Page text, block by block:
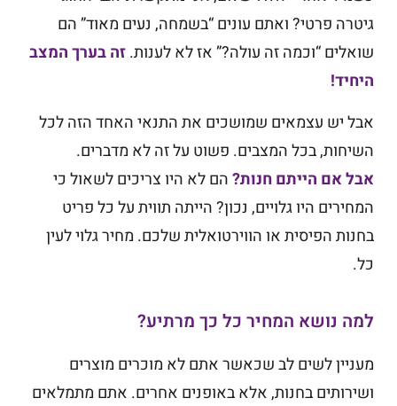
גיטרה פרטי? ואתם עונים “בשמחה, נעים מאוד” הם
שואלים “וכמה זה עולה?” אז לא לענות.זה בערך המצב
היחיד!
אבל יש עצמאים שמושכים את התנאי האחד הזה לכל
השיחות, בכל המצבים. פשוט על זה לא מדברים.
אבל אם הייתם חנות?הם לא היו צריכים לשאול כי
המחירים היו גלויים, נכון? הייתה תווית על כל פריט
בחנות הפיסית או הווירטואלית שלכם. מחיר גלוי לעין
כל.
למה נושא המחיר כל כך מרתיע?
מעניין לשים לב שכאשר אתם לא מוכרים מוצרים
ושירותים בחנות, אלא באופנים אחרים. אתם מתמלאים